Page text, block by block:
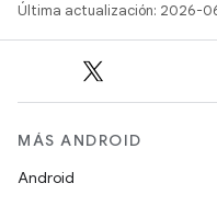
Última actualización: 2026-
MÁS ANDROID
Android